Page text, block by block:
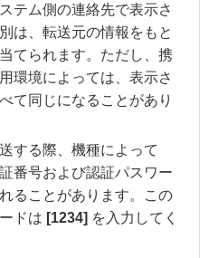
テム側の連絡先で表示さ
は、転送元の情報をもと
てられます。ただし、携
環境によっては、表示さ
て同じになることがあり
する際、機種によって
番号および認証パスワー
ることがあります。この
ドは [‍1234‍] を入力してく